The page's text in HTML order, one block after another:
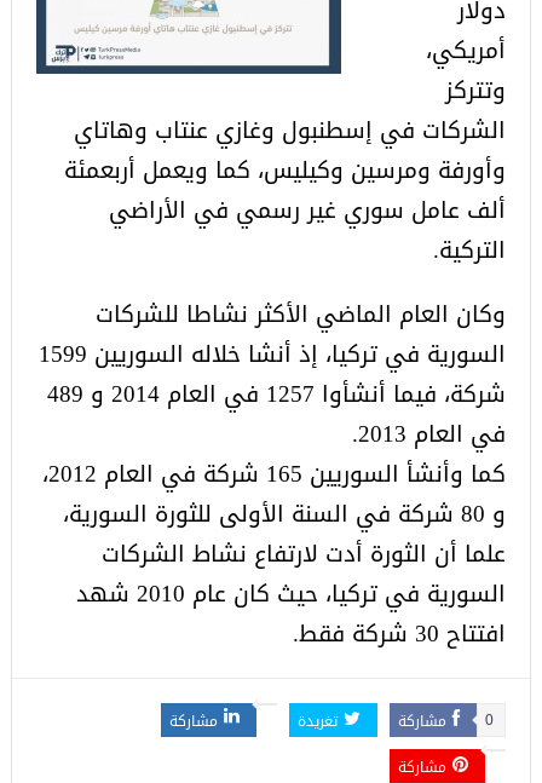
دولار
أمريكي،
وتتركز
الشركات في إسطنبول وغازي عنتاب وهاتاي
وأورفة ومرسين وكيليس، كما ويعمل أربعمئة
ألف عامل سوري غير رسمي في الأراضي
التركية.
وكان العام الماضي الأكثر نشاطا للشركات
السورية في تركيا، إذ أنشا خلاله السوريين 1599
شركة، فيما أنشأوا 1257 في العام 2014 و 489
في العام 2013.
كما وأنشأ السوريين 165 شركة في العام 2012،
و 80 شركة في السنة الأولى للثورة السورية،
علما أن الثورة أدت لارتفاع نشاط الشركات
السورية في تركيا، حيث كان عام 2010 شهد
افتتاح 30 شركة فقط.
مشاركة 0 تغريدة
مشاركة
مشاركة